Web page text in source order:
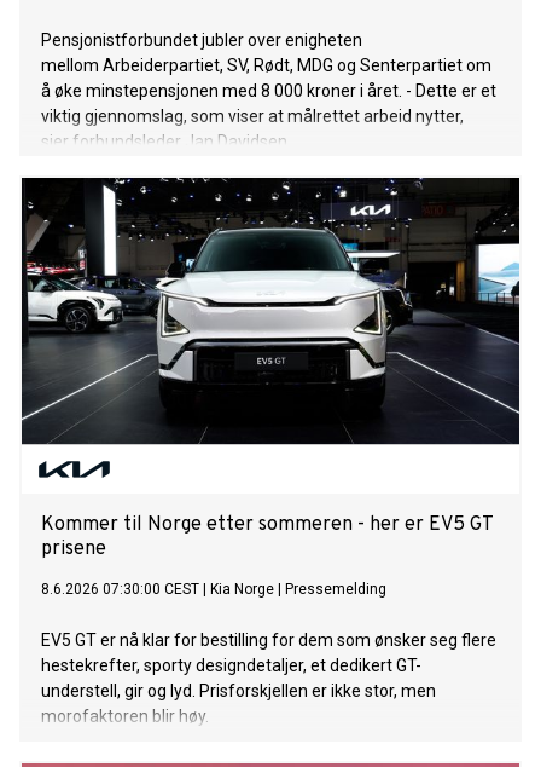
Pensjonistforbundet jubler over enigheten
mellom Arbeiderpartiet, SV, Rødt, MDG og Senterpartiet om
å øke minstepensjonen med 8 000 kroner i året. - Dette er et
viktig gjennomslag, som viser at målrettet arbeid nytter,
sier forbundsleder Jan Davidsen.
Kommer til Norge etter sommeren - her er EV5 GT
prisene
8.6.2026 07:30:00 CEST Kia Norge Pressemelding
EV5 GT er nå klar for bestilling for dem som ønsker seg flere
hestekrefter, sporty designdetaljer, et dedikert GT-
understell, gir og lyd. Prisforskjellen er ikke stor, men
morofaktoren blir høy.